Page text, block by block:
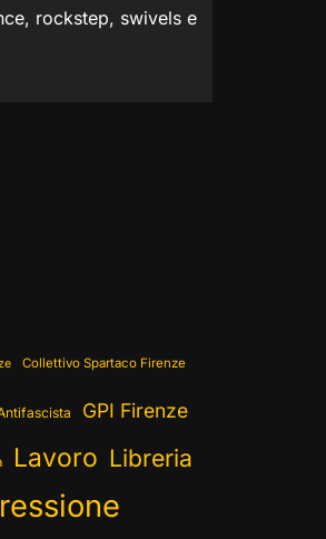
rockstep, swivels e
Collettivo Spartaco Firenze
GPI Firenze
Lavoro Libreria